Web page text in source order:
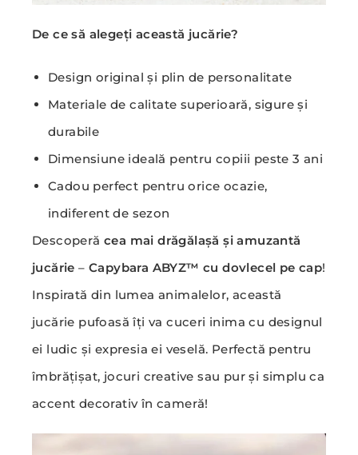
De ce să alegeți această jucărie?
Design original și plin de personalitate
Materiale de calitate superioară, sigure și
durabile
Dimensiune ideală pentru copiii peste 3 ani
Cadou perfect pentru orice ocazie,
indiferent de sezon
Descoperă cea mai drăgălașă și amuzantă
jucărie –Capybara ABYZ™ cu dovlecel pe cap!
Inspirată din lumea animalelor, această
jucărie pufoasă îți va cuceri inima cu designul
ei ludic și expresia ei veselă. Perfectă pentru
îmbrățișat, jocuri creative sau pur și simplu ca
accent decorativ în cameră!